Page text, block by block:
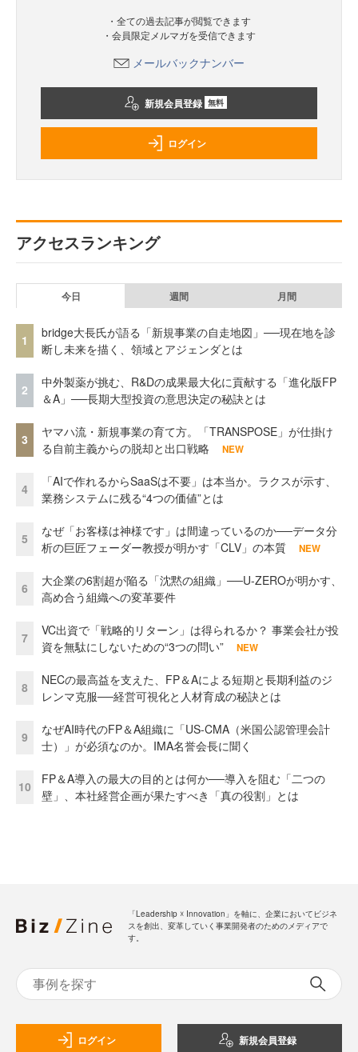
・全ての過去記事が閲覧できます
・会員限定メルマガを受信できます
メールバックナンバー
新規会員登録 無料
ログイン
アクセスランキング
今日 週間 月間
1
bridge大長氏が語る「新規事業の自走地図」──現在地を診
断し未来を描く、領域とアジェンダとは
2
中外製薬が挑む、R&Dの成果最大化に貢献する「進化版FP
＆A」──長期大型投資の意思決定の秘訣とは
3
ヤマハ流・新規事業の育て方。「TRANSPOSE」が仕掛け
る自前主義からの脱却と出口戦略
NEW
4
「AIで作れるからSaaSは不要」は本当か。ラクスが示す、
業務システムに残る“4つの価値”とは
5
なぜ「お客様は神様です」は間違っているのか──データ分
析の巨匠フェーダー教授が明かす「CLV」の本質
NEW
6
大企業の6割超が陥る「沈黙の組織」──U-ZEROが明かす、
高め合う組織への変革要件
7
VC出資で「戦略的リターン」は得られるか？ 事業会社が投
資を無駄にしないための“3つの問い”
NEW
8
NECの最高益を支えた、FP＆Aによる短期と長期利益のジ
レンマ克服──経営可視化と人材育成の秘訣とは
9
なぜAI時代のFP＆A組織に「US-CMA（米国公認管理会計
士）」が必須なのか。IMA名誉会長に聞く
10
FP＆A導入の最大の目的とは何か──導入を阻む「二つの
壁」、本社経営企画が果たすべき「真の役割」とは
「Leadership ☓ Innovation」を軸に、企業においてビジネ
スを創出、変革していく事業開発者のためのメディアで
す。
ログイン 新規会員登録